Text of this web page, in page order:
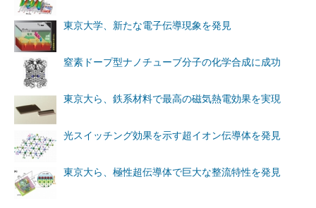
東京大学、新たな電子伝導現象を発見
窒素ドープ型ナノチューブ分子の化学合成に成功
東京大ら、鉄系材料で最高の磁気熱電効果を実現
光スイッチング効果を示す超イオン伝導体を発見
東京大ら、極性超伝導体で巨大な整流特性を発見